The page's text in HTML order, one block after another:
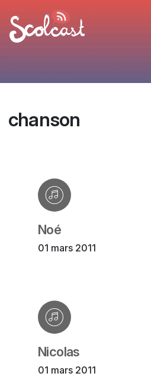
chanson
Noé
01 mars 2011
Nicolas
01 mars 2011